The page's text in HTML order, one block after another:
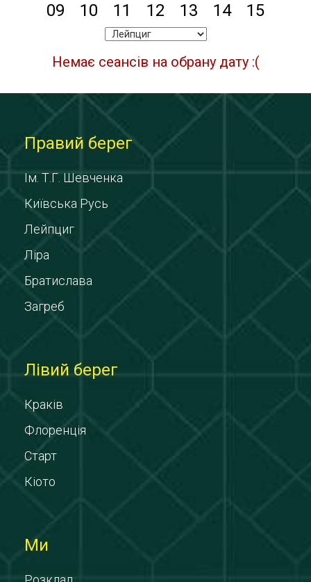
09
10 11 12 13 14 15
Немає сеансів на обрану дату :(
Правий берег
Ім. Т.Г. Шевченка
Київська Русь
Лейпциг
Ліра
Братислава
Загреб
Лівий берег
Краків
Флоренція
Старт
Кіото
Ми